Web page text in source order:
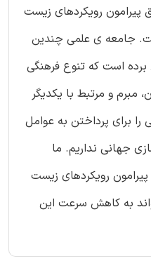
پیرامون رویکردهای زیست
جامعه ی علمی چندین
است که تنوع فرهنگی
مبرم و مرتبط با یکدیگر
را برای پرداختن به عوامل
جهانی نداریم. ما
رویکردهای زیست
به کاهش سرعت این